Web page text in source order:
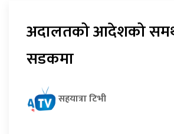
अदालतको आदेशको
सडकमा
सहयात्रा टिभी